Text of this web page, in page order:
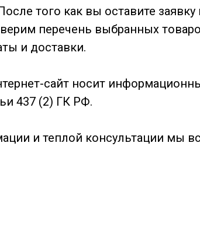
того как вы оставите
перечень выбранных
и доставки.
сайт носит
437 (2) ГК РФ.
и теплой консультации мы